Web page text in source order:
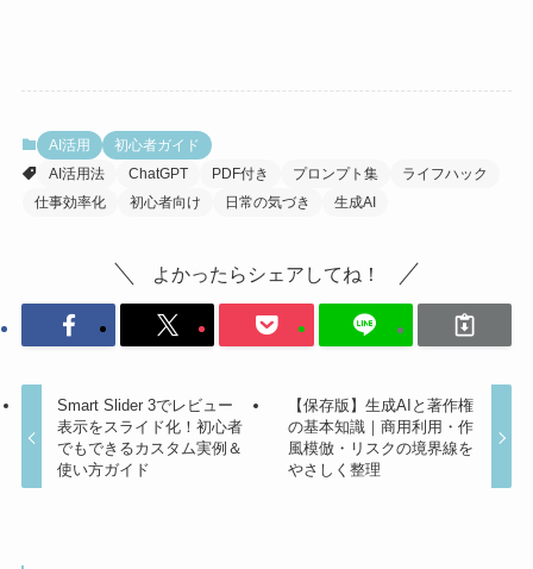
AI活用
初心者ガイド
AI活用法
ChatGPT PDF付き プロンプト集
ライフハック
仕事効率化
初心者向け 日常の気づき 生成AI
よかったらシェアしてね！
Smart Slider 3でレビュー
表示をスライド化！初心者
でもできるカスタム実例＆
使い方ガイド
【保存版】生成AIと著作権
の基本知識｜商用利用・作
風模倣・リスクの境界線を
やさしく整理